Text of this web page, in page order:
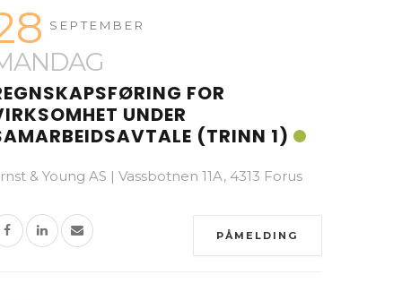
SEPTEMBER
FOR
UNDER
(TRINN 1)
& Young AS | Vassbotnen 11A, 4313 Forus
PÅMELDING